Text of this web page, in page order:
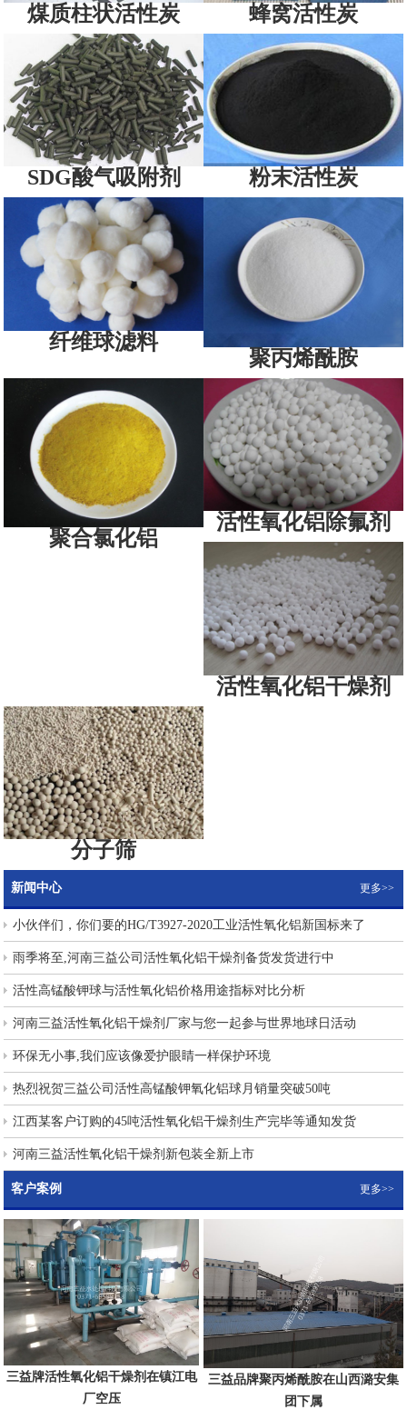
煤质柱状活性炭 蜂窝活性炭
SDG酸气吸附剂 粉末活性炭
纤维球滤料
聚丙烯酰胺
聚合氯化铝
活性氧化铝除氟剂
活性氧化铝干燥剂
分子筛
新闻中心 更多>>
小伙伴们，你们要的HG/T3927-2020工业活性氧化铝新国标来了
雨季将至,河南三益公司活性氧化铝干燥剂备货发货进行中
活性高锰酸钾球与活性氧化铝价格用途指标对比分析
河南三益活性氧化铝干燥剂厂家与您一起参与世界地球日活动
环保无小事,我们应该像爱护眼睛一样保护环境
热烈祝贺三益公司活性高锰酸钾氧化铝球月销量突破50吨
江西某客户订购的45吨活性氧化铝干燥剂生产完毕等通知发货
河南三益活性氧化铝干燥剂新包装全新上市
客户案例 更多>>
三益牌活性氧化铝干燥剂在镇江电
厂空压
三益品牌聚丙烯酰胺在山西潞安集
团下属